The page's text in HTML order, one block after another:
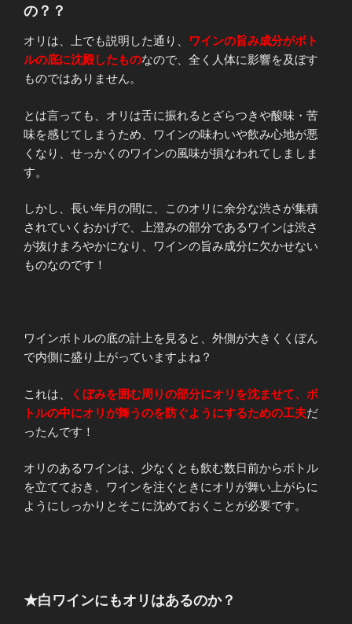
の？？
オリは、上でも説明した通り、
ワインの旨み成分がボト
ルの底に沈殿したものなので、全く人体に影響を及ぼす
ものではありません。
とは言っても、オリは舌に振れるとざらつきや酸味・苦
味を感じてしまうため、ワインの味わいや飲み心地が悪
くなり、せっかくのワインの風味が損なわれてしましま
す。
しかし、長い年月の間に、このオリに余分な渋さが集積
されていくおかげで、上澄みの部分であるワインは渋さ
が抜けまろやかになり、ワインの旨み成分に欠かせない
ものなのです！
ワインボトルの底の計上を見ると、外側が大きくくぼん
で内側に盛り上がっていますよね？
これは、
くぼみを囲む周りの部分にオリを沈ませて、ボ
トルの中にオリが舞うのを防ぐようにするための工夫だ
ったんです！
オリのあるワインは、少なくとも飲む数日前からボトル
を立てておき、ワインを注ぐときにオリが舞い上がらに
ようにしっかりとそこに沈めておくことが必要です。
★白ワインにもオリはあるのか？